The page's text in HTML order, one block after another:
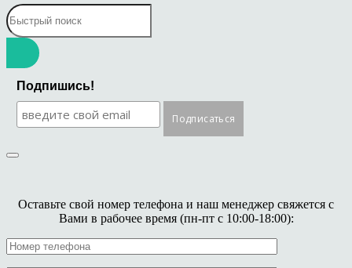
Подпишись!
Оставьте свой номер телефона и наш менеджер свяжется с
Вами в рабочее время (пн-пт с 10:00-18:00):